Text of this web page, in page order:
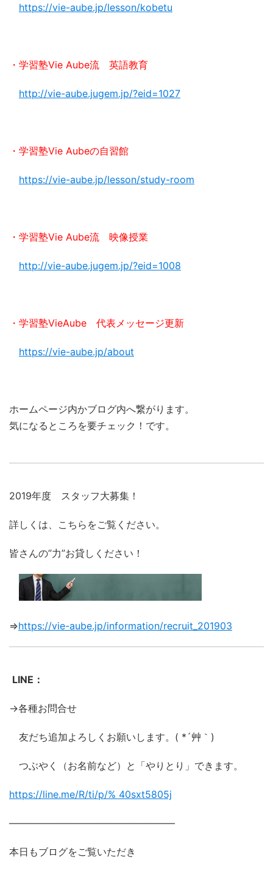
https://vie-aube.jp/lesson/kobetu
・学習塾Vie Aube流 英語教育
http://vie-aube.jugem.jp/?eid=1027
・学習塾Vie Aubeの自習館
https://vie-aube.jp/lesson/study-room
・学習塾Vie Aube流 映像授業
http://vie-aube.jugem.jp/?eid=1008
・学習塾VieAube 代表メッセージ更新
https://vie-aube.jp/about
ホームページ内かブログ内へ繋がります。
気になるところを要チェック！です。
2019年度 スタッフ大募集！
詳しくは、こちらをご覧ください。
皆さんの”力”お貸しください！
⇒https://vie-aube.jp/information/recruit_201903
LINE：
→各種お問合せ
友だち追加よろしくお願いします。( *´艸｀)
つぶやく（お名前など）と「やりとり」できます。
https://line.me/R/ti/p/% 40sxt5805j
―――――――――――――――――
本日もブログをご覧いただき